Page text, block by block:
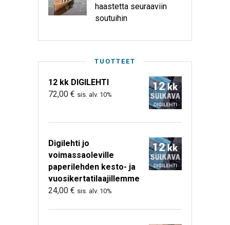
haastetta seuraaviin
soutuihin
TUOTTEET
12 kk DIGILEHTI
72,00 € sis. alv. 10%
Digilehti jo
voimassaoleville
paperilehden kesto- ja
vuosikertatilaajillemme
24,00 € sis. alv. 10%